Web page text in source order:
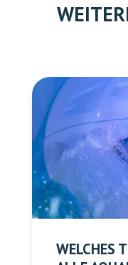
WELCHES